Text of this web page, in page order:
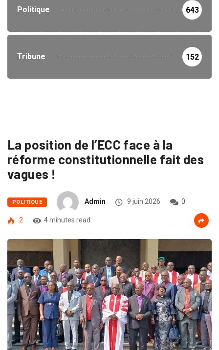
Politique 643
Tribune 152
La position de l’ECC face à la
réforme constitutionnelle fait des
vagues !
POLITIQUE Admin 9 juin 2026 0
2 4 minutes read